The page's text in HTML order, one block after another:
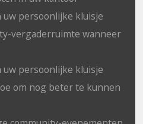
uw persoonlijke kluisje
vergaderruimte wanneer
uw persoonlijke kluisje
om nog beter te kunnen